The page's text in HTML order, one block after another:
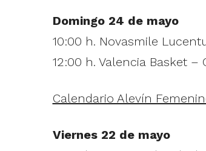
Domingo 24 de mayo
10:00 h. Novasmile
12:00 h. Valencia Basket –
Calendario Alevín
Viernes 22 de mayo